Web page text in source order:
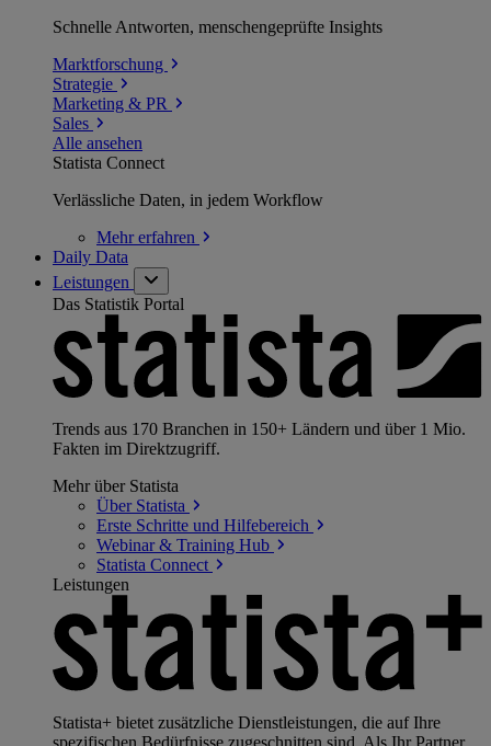
Schnelle Antworten, menschengeprüfte Insights
Marktforschung
Strategie
Marketing & PR
Sales
Alle ansehen
Statista Connect
Verlässliche Daten, in jedem Workflow
Mehrerfahren
Daily Data
Leistungen
Das Statistik Portal
Trends aus 170 Branchen in 150+ Ländern und über 1 Mio.
Fakten im Direktzugriff.
Mehr über Statista
Über Statista
Erste Schritte und Hilfebereich
Webinar & Training Hub
Statista Connect
Leistungen
Statista+ bietet zusätzliche Dienstleistungen, die auf Ihre
spezifischen Bedürfnisse zugeschnitten sind. Als Ihr Partner